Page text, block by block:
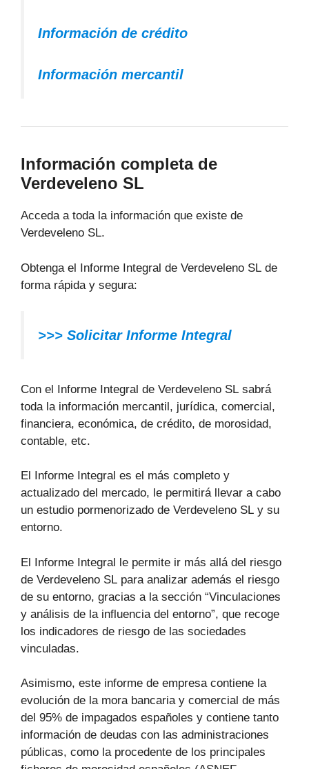
Información de crédito
Información mercantil
Información completa de
Verdeveleno SL
Acceda a toda la información que existe de
Verdeveleno SL.
Obtenga el Informe Integral de Verdeveleno SL de
forma rápida y segura:
>>> Solicitar Informe Integral
Con el Informe Integral de Verdeveleno SL sabrá
toda la información mercantil, jurídica, comercial,
financiera, económica, de crédito, de morosidad,
contable, etc.
El Informe Integral es el más completo y
actualizado del mercado, le permitirá llevar a cabo
un estudio pormenorizado de Verdeveleno SL y su
entorno.
El Informe Integral le permite ir más allá del riesgo
de Verdeveleno SL para analizar además el riesgo
de su entorno, gracias a la sección “Vinculaciones
y análisis de la influencia del entorno”, que recoge
los indicadores de riesgo de las sociedades
vinculadas.
Asimismo, este informe de empresa contiene la
evolución de la mora bancaria y comercial de más
del 95% de impagados españoles y contiene tanto
información de deudas con las administraciones
públicas, como la procedente de los principales